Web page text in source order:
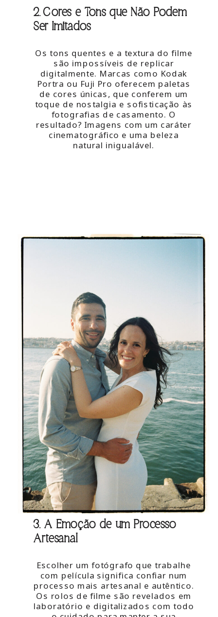
2. Cores e Tons que Não Podem
Ser Imitados
Os tons quentes e a textura do filme
são impossíveis de replicar
digitalmente. Marcas como Kodak
Portra ou Fuji Pro oferecem paletas
de cores únicas, que conferem um
toque de nostalgia e sofisticação às
fotografias de casamento. O
resultado? Imagens com um caráter
cinematográfico e uma beleza
natural inigualável.
3. A Emoção de um Processo
Artesanal
Escolher um fotógrafo que trabalhe
com película significa confiar num
processo mais artesanal e autêntico.
Os rolos de filme são revelados em
laboratório e digitalizados com todo